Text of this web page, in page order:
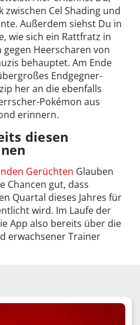
zwischen Cel Shading und
Außerdem siehst Du in
wie sich ein Rattfratz in
Heerscharen von
behauptet. Am Ende
Endgegner-
her an die ebenfalls
Pokémon aus
erinnern.
diesen
Gerüchten Glauben
Chancen gut, dass
Quartal dieses Jahres für
wird. Im Laufe der
App also bereits über die
erwachsener Trainer